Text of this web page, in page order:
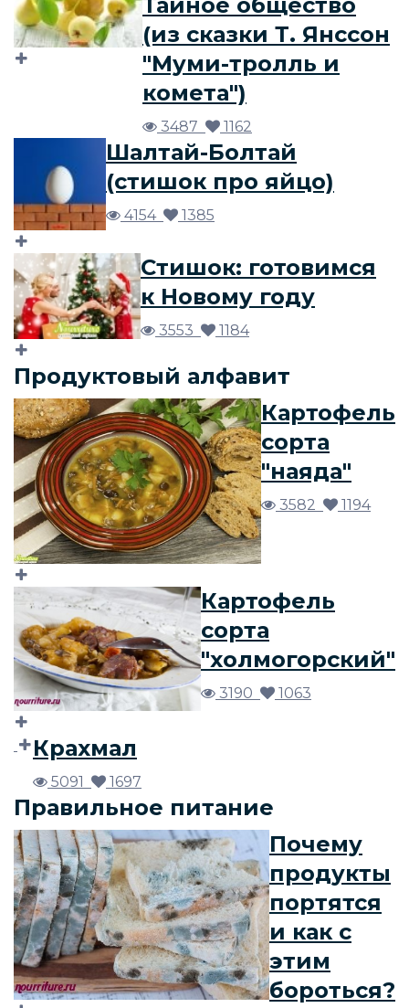
(из сказки Т. Янссон
"Муми-тролль и
комета")
3487 1162
Шалтай-Болтай
(стишок про яйцо)
4154 1385
Стишок: готовимся
к Новому году
3553 1184
Продуктовый алфавит
Картофель
сорта
"наяда"
3582 1194
Картофель
сорта
"холмогорский"
3190 1063
Крахмал
5091 1697
Правильное питание
Почему
продукты
портятся
и как с
этим
бороться?